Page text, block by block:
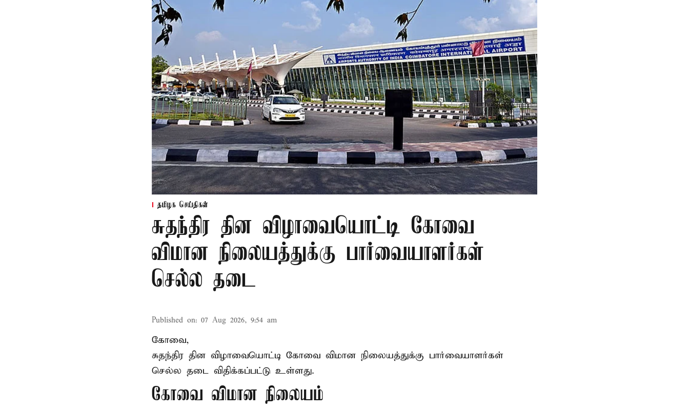
தமிழக செய்திகள்
சுதந்திர தின விழாவையொட்டி கோவை
விமான நிலையத்துக்கு பார்வையாளர்கள்
செல்ல தடை
Published on: 07 Aug 2026, 9:54 am
கோவை,
சுதந்திர தின விழாவையொட்டி கோவை விமான நிலையத்துக்கு பார்வையாளர்கள்
செல்ல தடை விதிக்கப்பட்டு உள்ளது.
கோவை விமான நிலையம்